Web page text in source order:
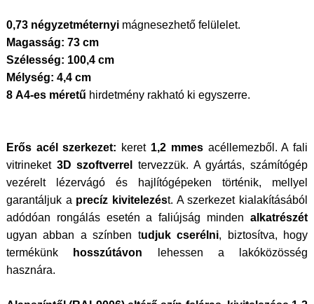
0,73 négyzetméternyimágnesezhető felülelet.
Magasság: 73 cm
Szélesség: 100,4 cm
Mélység: 4,4 cm
8 A4-es méretű hirdetmény rakható ki egyszerre.
Erős acél szerkezet: keret 1,2 mmesacéllemezből. A fali
vitrineket 3D szoftverrel
tervezzük. A gyártás, számítógép
vezérelt lézervágó és hajlítógépeken történik, mellyel
garantáljuk a precíz kivitelezést. A szerkezet kialakításából
adódóan rongálás esetén a faliújság mindenalkatrészét
ugyan abban a színben tudjuk cserélni, biztosítva, hogy
termékünk
hosszútávon lehessen a lakóközösség
hasznára.